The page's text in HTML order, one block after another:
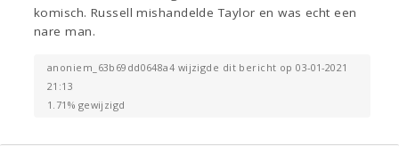
komisch. Russell mishandelde Taylor en was echt een
nare man.
anoniem_63b69dd0648a4 wijzigde dit bericht op 03-01-2021
21:13
1.71% gewijzigd